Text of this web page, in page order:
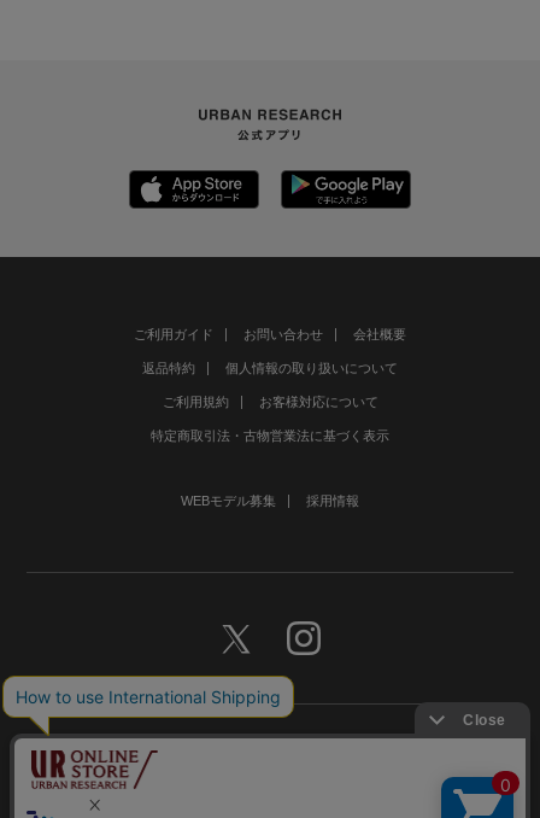
ご利用ガイド お問い合わせ 会社概要
返品特約 個人情報の取り扱いについて
ご利用規約 お客様対応について
特定商取引法・古物営業法に基づく表示
WEBモデル募集 採用情報